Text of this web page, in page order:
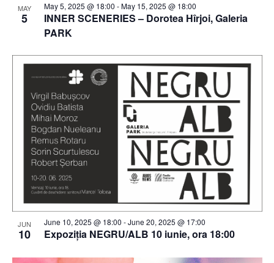
MAY
5
INNER SCENERIES – Dorotea Hîrjoi, Galeria
PARK
May 5, 2025 @ 18:00 -May 15, 2025 @ 18:00
JUN
10 Expoziția NEGRU/ALB 10 iunie, ora 18:00
June 10, 2025 @ 18:00 -June 20, 2025 @ 17:00